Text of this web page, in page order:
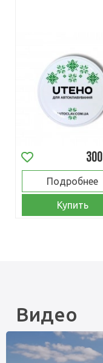
300
Подробнее
Купить
Видео